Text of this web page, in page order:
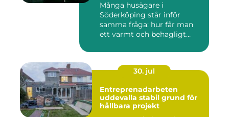
Många husägare i
Söderköping står inför
samma fråga: hur får man
ett varmt och behagligt
30. jul
Entreprenadarbeten
uddevalla stabil grund för
hållbara projekt